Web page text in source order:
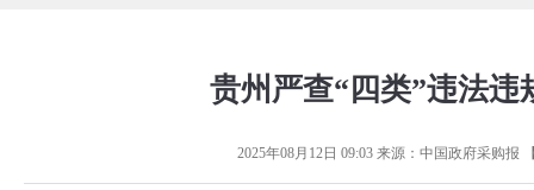
贵州严查“四类”违法违
2025年08月12日 09:03来源： 中国政府采购报